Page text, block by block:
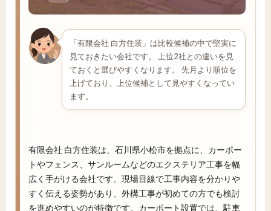
「有限会社 白方住装」は比較候補の中で堅実に
見ておきたい会社です。 上位2社との違いを見
ておくと選びやすくなります。 先月より順位を
上げており、上位候補として見やすくなってい
ます。
有限会社 白方住装は、石川県小松市を拠点に、カーポー
トやフェンス、サンルームなどのエクステリア工事を幅
広く手がける会社です。現場目線で工事内容を分かりや
すく伝える姿勢があり、外構工事が初めての方でも検討
を進めやすいのが特徴です。カーポート設置では、駐車